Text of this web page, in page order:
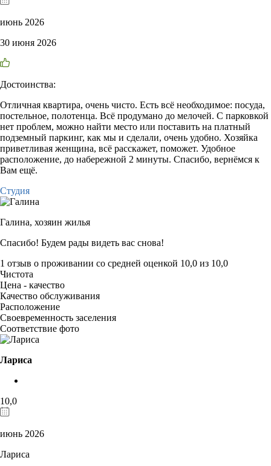
июнь 2026
30 июня 2026
Достоинства:
Отличная квартира, очень чисто. Есть всё необходимое: посуда,
постельное, полотенца. Всё продумано до мелочей. С парковкой
нет проблем, можно найти место или поставить на платный
подземный паркинг, как мы и сделали, очень удобно. Хозяйка
приветливая женщина, всё расскажет, поможет. Удобное
расположение, до набережной 2 минуты. Спасибо, вернёмся к
Вам ещё.
Студия
Галина, хозяин жилья
Спасибо! Будем рады видеть вас снова!
1 отзыв о проживании со средней оценкой 10,0 из 10,0
Чистота
Цена - качество
Качество обслуживания
Расположение
Своевременность заселения
Соответствие фото
Лариса
10,0
июнь 2026
Лариса